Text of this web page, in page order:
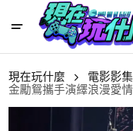
現在玩什麼 電影影集
金勵鴛攜手演繹浪漫愛